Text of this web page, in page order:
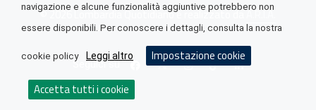
© 2026 Lombardia Quotidiano è realizzato daA.R.I.A.
Seguici su
navigazione e alcune funzionalità aggiuntive potrebbero non
essere disponibili. Per conoscere i dettagli, consulta la nostra
cookie policy Leggi altro Impostazione cookie
Accetta tutti i cookie